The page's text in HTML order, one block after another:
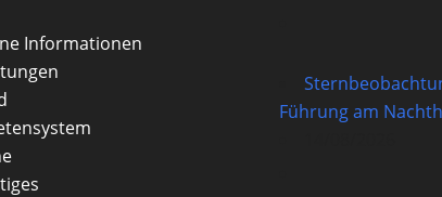
Informationen
Führung am